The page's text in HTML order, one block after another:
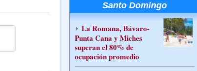
Santo Domingo
La Romana, Bávaro-
Punta Cana y Miches
superan el 80% de
ocupación promedio